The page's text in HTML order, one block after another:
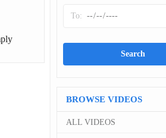
BROWSE VIDEOS
ALL VIDEOS